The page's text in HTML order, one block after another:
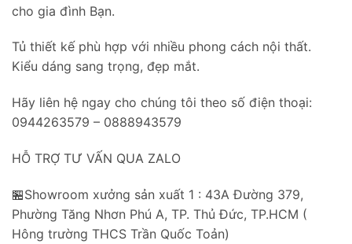
cho gia đình Bạn.
Tủ thiết kế phù hợp với nhiều phong cách nội thất.
Kiểu dáng sang trọng, đẹp mắt.
Hãy liên hệ ngay cho chúng tôi theo số điện thoại:
0944263579 – 0888943579
HỖ TRỢ TƯ VẤN QUA ZALO
🏪Showroom xưởng sản xuất 1 : 43A Đường 379,
Phường Tăng Nhơn Phú A, TP. Thủ Đức, TP.HCM (
Hông trường THCS Trần Quốc Toản)